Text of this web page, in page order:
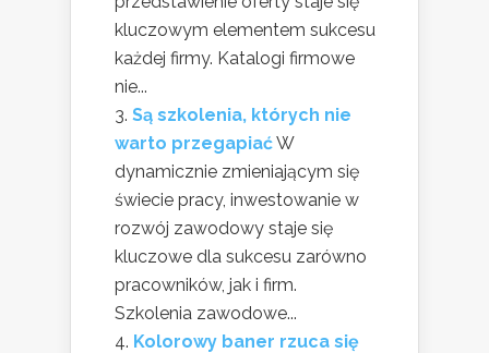
kluczowym elementem sukcesu
każdej firmy. Katalogi firmowe
nie...
Są szkolenia, których nie
warto przegapiaćW
dynamicznie zmieniającym się
świecie pracy, inwestowanie w
rozwój zawodowy staje się
kluczowe dla sukcesu zarówno
pracowników, jak i firm.
Szkolenia zawodowe...
Kolorowy baner rzuca się